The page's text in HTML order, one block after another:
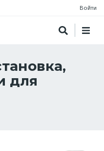
Войти
для